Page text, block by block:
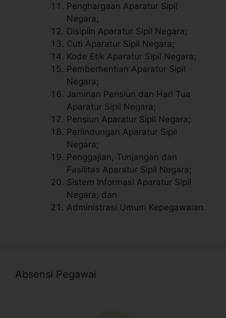
Penghargaan Aparatur Sipil
Negara;
Disiplin Aparatur Sipil Negara;
Cuti Aparatur Sipil Negara;
Kode Etik Aparatur Sipil Negara;
Pemberhentian Aparatur Sipil
Negara;
Jaminan Pensiun dan Hari Tua
Aparatur Sipil Negara;
Pensiun Aparatur Sipil Negara;
Perlindungan Aparatur Sipil
Negara;
Penggajian, Tunjangan dan
Fasilitas Aparatur Sipil Negara;
Sistem Informasi Aparatur Sipil
Negara; dan
Administrasi Umum Kepegawaian.
Absensi Pegawai